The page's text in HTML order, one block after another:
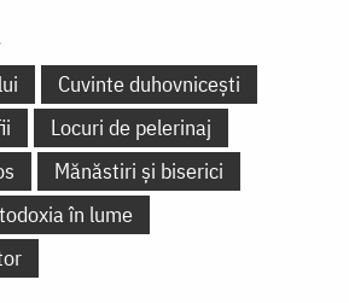
Cuvinte duhovnicești
Locuri de pelerinaj
Mănăstiri și biserici
în lume